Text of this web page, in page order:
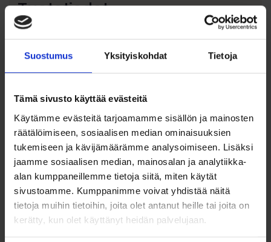
Suostumus Yksityiskohdat Tietoja
Tämä sivusto käyttää evästeitä
Käytämme evästeitä tarjoamamme sisällön ja mainosten
räätälöimiseen, sosiaalisen median ominaisuuksien
tukemiseen ja kävijämäärämme analysoimiseen. Lisäksi
jaamme sosiaalisen median, mainosalan ja analytiikka-
alan kumppaneillemme tietoja siitä, miten käytät
sivustoamme. Kumppanimme voivat yhdistää näitä
tietoja muihin tietoihin, joita olet antanut heille tai joita on
kerätty, kun olet käyttänyt heidän palvelujaan.
Tuotetiedot
Rippiristi – Ristiriipus sininen zirkonia kivi 21 x 10 mm,
14K kultaa
Sirolinjainen 21 x 10 mm risti on valmistettu aidosta 14
tekee siitä miellyttävän käyttää joka päivä. Aito kulta ja
huolellinen viimeistely takaavat korun kestävyyden ja
ajattoman arvon.
Ominaisuudet:
Materiaali: 14K (585) keltakultaa
Koriste: sininen zirkoniakivi ristin keskellä